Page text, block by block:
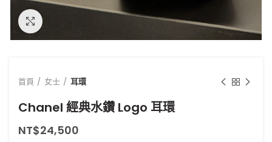
首頁 女士 耳環
Chanel 經典水鑽 Logo 耳環
NT$24,500